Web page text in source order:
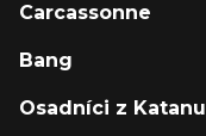
Carcassonne
Bang
Osadníci z Katanu